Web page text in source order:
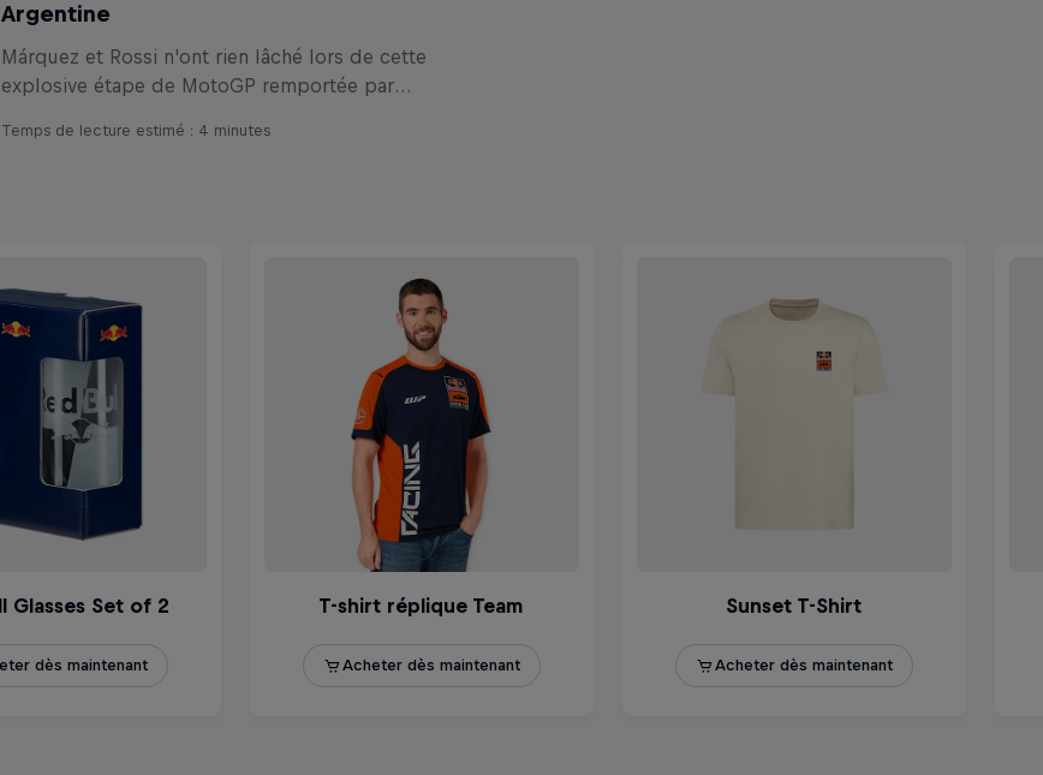
Argentine
Márquez et Rossi n'ont rien lâché lors de cette
explosive étape de MotoGP remportée par
Temps de lecture estimé : 4 minutes